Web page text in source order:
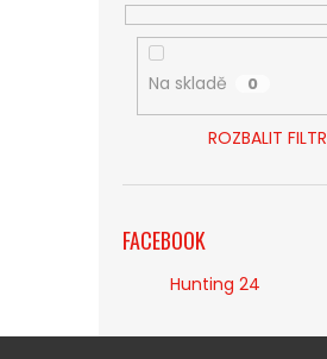
Na skladě 0
ROZBALIT FILTR
FACEBOOK
Hunting 24